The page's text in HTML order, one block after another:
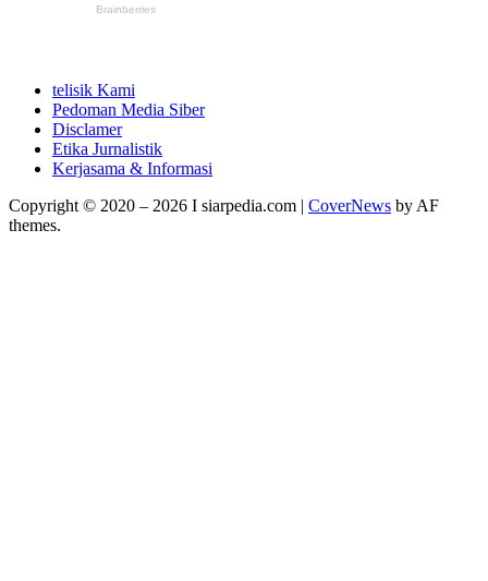
telisik Kami
Pedoman Media Siber
Disclamer
Etika Jurnalistik
Kerjasama & Informasi
Copyright © 2020 – 2026 I siarpedia.com | CoverNews by AF
themes.